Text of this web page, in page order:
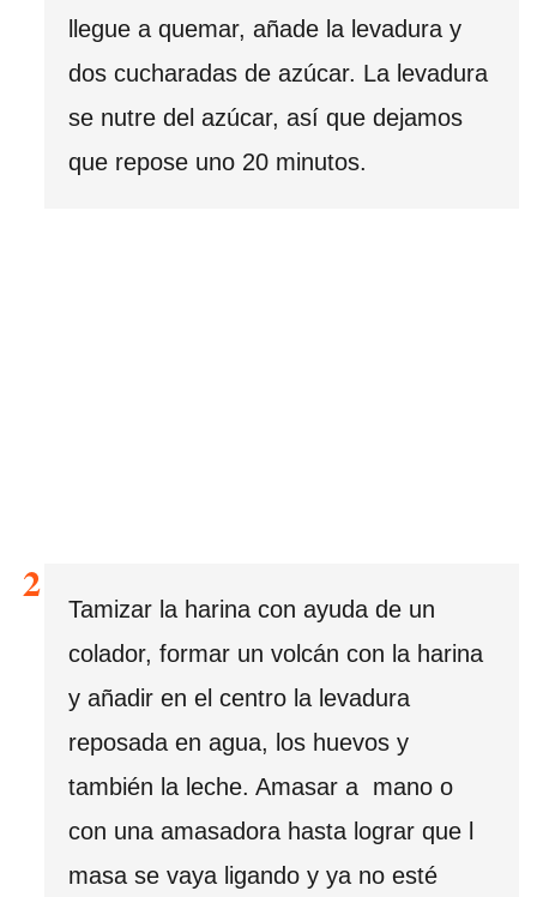
llegue a quemar, añade la levadura y
dos cucharadas de azúcar. La levadura
se nutre del azúcar, así que dejamos
que repose uno 20 minutos.
Tamizar la harina con ayuda de un
colador, formar un volcán con la harina
y añadir en el centro la levadura
reposada en agua, los huevos y
también la leche. Amasar a mano o
con una amasadora hasta lograr que l
masa se vaya ligando y ya no esté